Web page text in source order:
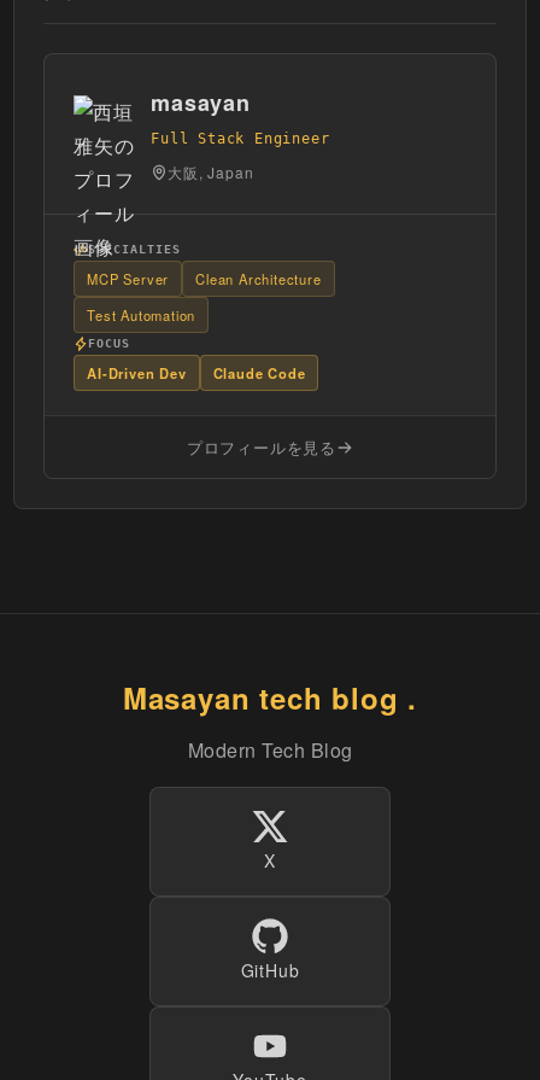
masayan
Full Stack Engineer
大阪, Japan
SPECIALTIES
MCP Server
Clean Architecture
Test Automation
FOCUS
AI-Driven Dev Claude Code
プロフィールを見る
Masayan tech blog .
Modern Tech Blog
X
GitHub